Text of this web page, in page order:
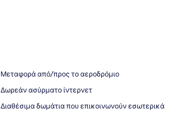
Μεταφορά από/προς το αεροδρόμιο
Δωρεάν ασύρματο ίντερνετ
Διαθέσιμα δωμάτια που επικοινωνούν εσωτερικά